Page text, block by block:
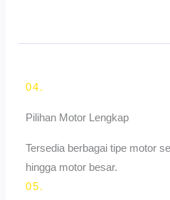
04.
Pilihan Motor Lengkap
Tersedia berbagai tipe motor
hingga motor besar.
05.